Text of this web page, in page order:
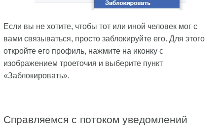
Если вы не хотите, чтобы тот или иной человек мог с
вами связываться, просто заблокируйте его. Для этого
откройте его профиль, нажмите на иконку с
изображением троеточия и выберите пункт
«Заблокировать».
Справляемся с потоком уведомлений